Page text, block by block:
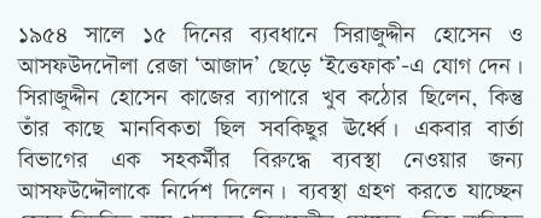
১৯৫৪ সালে ১৫ দিনের ব্যবধানে সিরাজুদ্দীন হোসেন ও
আসফউদদৌলা রেজা ‘আজাদ’ ছেড়ে ‘ইত্তেফাক’-এ যোগ দেন।
সিরাজুদ্দীন হোসেন কাজের ব্যাপারে খুব কঠোর ছিলেন, কিন্তু
তাঁর কাছে মানবিকতা ছিল সবকিছুর ঊর্ধ্বে। একবার বার্তা
বিভাগের এক সহকর্মীর বিরুদ্ধে ব্যবস্থা নেওয়ার জন্য
আসফউদ্দৌলাকে নির্দেশ দিলেন। ব্যবস্থা গ্রহণ করতে যাচ্ছেন